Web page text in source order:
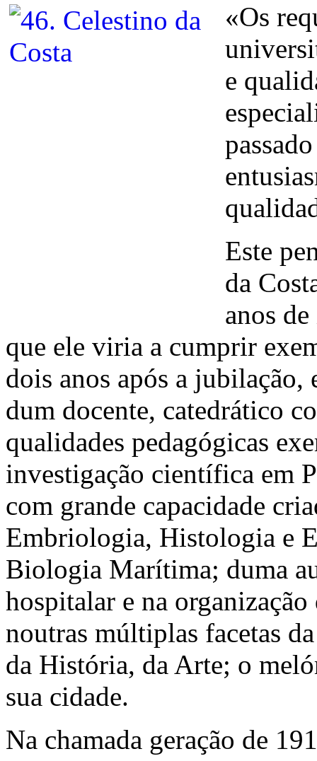
«Os
e
Este
da
anos
que ele viria a cumprir
dois anos após a
dum docente, catedrático
qualidades pedagógicas
investigação científica em
com grande capacidade
Embriologia, Histologia e
Biologia Marítima; duma
hospitalar e na
noutras múltiplas facetas
da História, da Arte; o
sua cidade.
Na chamada geração de